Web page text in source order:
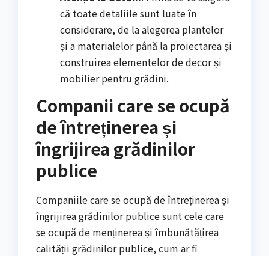
că toate detaliile sunt luate în
considerare, de la alegerea plantelor
și a materialelor până la proiectarea și
construirea elementelor de decor și
mobilier pentru grădini.
Companii care se ocupă
de întreținerea și
îngrijirea grădinilor
publice
Companiile care se ocupă de întreținerea și
îngrijirea grădinilor publice sunt cele care
se ocupă de menținerea și îmbunătățirea
calității grădinilor publice, cum ar fi